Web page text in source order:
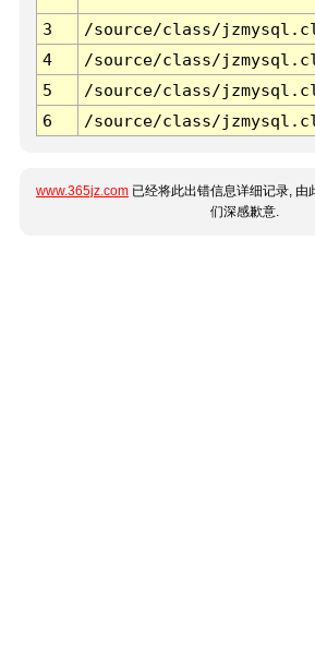
3 /source/class/
4
/source/class/
5
/source/class/
6
/source/class/
www.365jz.com 已经将此出错信息详细记录, 由
们深感歉意.